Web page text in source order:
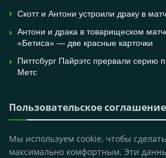
Скотт и Антони устроили драку в
Антони и драка в товарищеском
«Бетиса» — две красные карточки
Питтсбург Пайрэтс прервали серию
Метс
Пользовательское соглашение
Мы используем cookie, чтобы
максимально комфортным. Эти